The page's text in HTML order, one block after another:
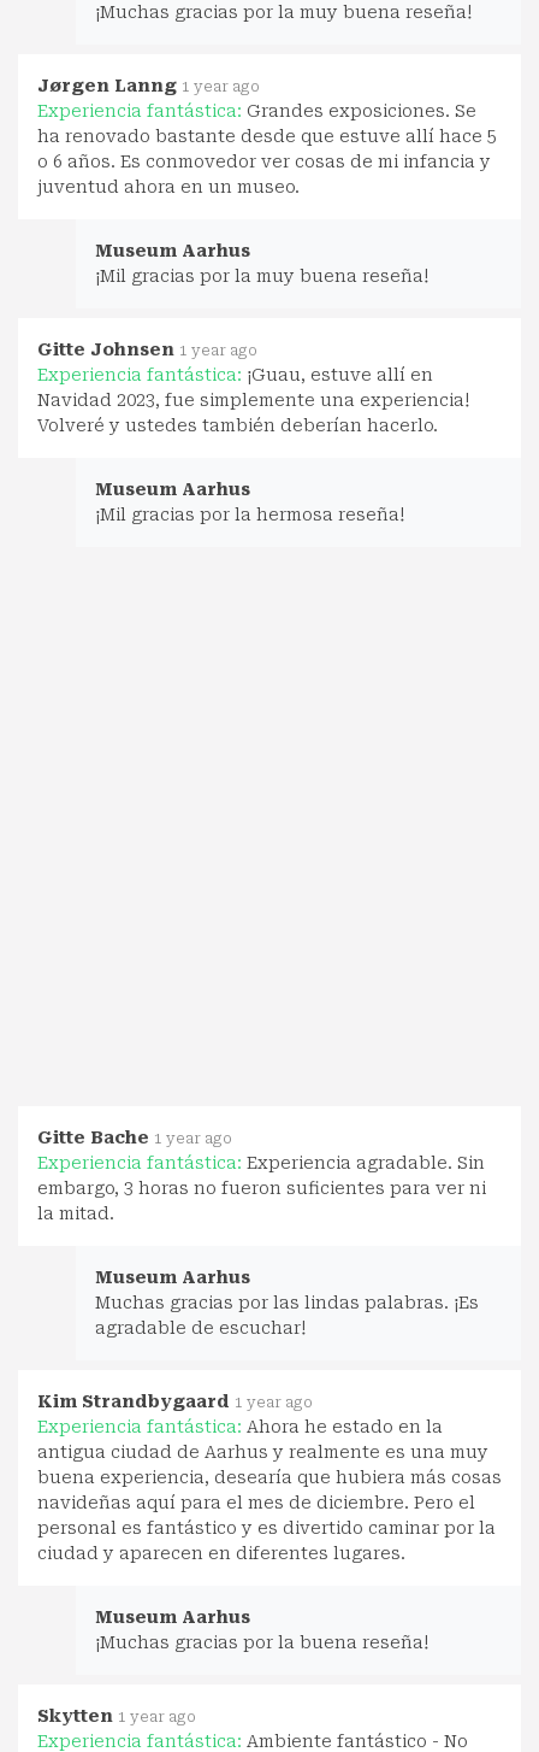
¡Muchas gracias por la muy buena reseña!
Jørgen Lanng 1 year ago
Experiencia fantástica: Grandes exposiciones. Se
ha renovado bastante desde que estuve allí hace 5
o 6 años. Es conmovedor ver cosas de mi infancia y
juventud ahora en un museo.
Museum Aarhus
¡Mil gracias por la muy buena reseña!
Gitte Johnsen 1 year ago
Experiencia fantástica: ¡Guau, estuve allí en
Navidad 2023, fue simplemente una experiencia!
Volveré y ustedes también deberían hacerlo.
Museum Aarhus
¡Mil gracias por la hermosa reseña!
Gitte Bache 1 year ago
Experiencia fantástica: Experiencia agradable. Sin
embargo, 3 horas no fueron suficientes para ver ni
la mitad.
Museum Aarhus
Muchas gracias por las lindas palabras. ¡Es
agradable de escuchar!
Kim Strandbygaard 1 year ago
Experiencia fantástica: Ahora he estado en la
antigua ciudad de Aarhus y realmente es una muy
buena experiencia, desearía que hubiera más cosas
navideñas aquí para el mes de diciembre. Pero el
personal es fantástico y es divertido caminar por la
ciudad y aparecen en diferentes lugares.
Museum Aarhus
¡Muchas gracias por la buena reseña!
Skytten 1 year ago
Experiencia fantástica: Ambiente fantástico - No